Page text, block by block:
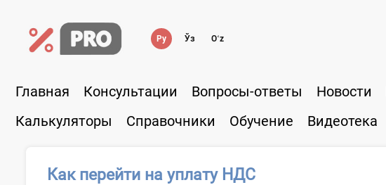
Ру Ўз Oʻz
Главная Консультации Вопросы-ответы Новости
Калькуляторы
Справочники Обучение Видеотека
Как перейти на уплату НДС